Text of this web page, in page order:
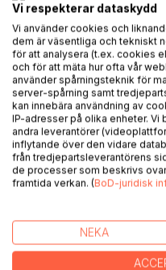
Den tredje boken om de
handlar bland annat om
Det blir Klaras föräldrar
sängen, allt blir mer
byn Barkatorp.
Den äldre kvinnan fru
kvinnorörelsen i Sverige
Patron Gelve lever sitt liv
Mycket mer kommer att
delen även i landets
Vi respekterar dataskydd
Vi använder cookies och
dem är väsentliga och tekniskt
för att analysera (t.ex. cookies
och för att mäta hur ofta vår
använder spårningsteknik för
server-spårning samt
kan innebära användning av
IP-adresser på olika enheter. Vi
andra leverantörer
inflytande över den vidare
från tredjepartsleverantörens
de processer som beskrivs
framtida verkan. (BoD-juridisk
NEKA